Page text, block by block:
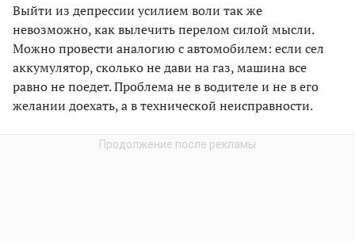
Выйти из депрессии усилием воли так же
невозможно, как вылечить перелом силой мысли.
Можно провести аналогию с автомобилем: если сел
аккумулятор, сколько не дави на газ, машина все
равно не поедет. Проблема не в водителе и не в его
желании доехать, а в технической неисправности.